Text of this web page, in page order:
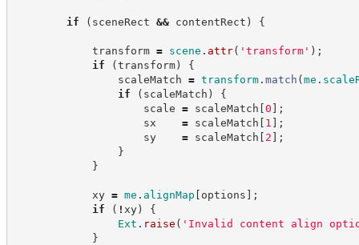
if ( sceneRect && contentRect ) {
transform = scene . attr( ' transform' ) ;
if
(transform)
{
scaleMatch = transform. match (me .
if
( scaleMatch )
{
scale = scaleMatch [0 ] ;
sx = scaleMatch [ 1 ] ;
sy = scaleMatch [ 2 ] ;
}
}
xy = me . alignMap [ options ] ;
if
( ! xy)
{
Ext . raise ( ' Invalid content align
}